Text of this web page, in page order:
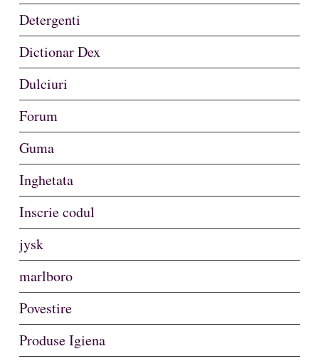
Detergenti
Dictionar Dex
Dulciuri
Forum
Guma
Inghetata
Inscrie codul
jysk
marlboro
Povestire
Produse Igiena